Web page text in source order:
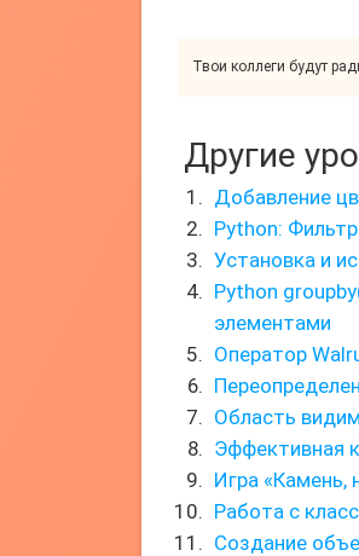
Твои коллеги будут
Другие
Добавление
Python:
Установка и
Python
элементами
Оператор
Область
Эффективная
Игра «Камень,
Работа с
Создание